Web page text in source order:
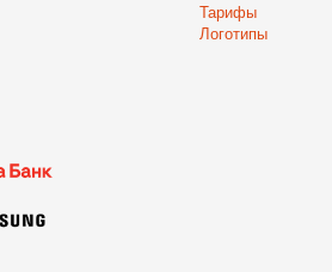
Тарифы
Логотипы